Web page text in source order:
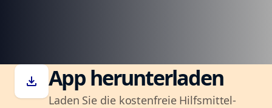
download App herunterladen
Laden Sie die kostenfreie Hilfsmittel-